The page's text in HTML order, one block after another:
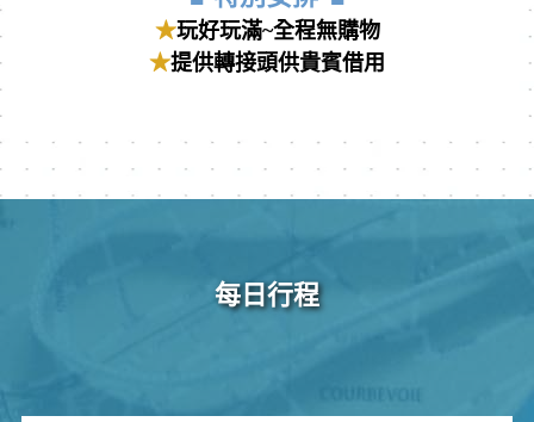
★玩好玩滿~全程無購物
★提供轉接頭供貴賓借用
每日行程